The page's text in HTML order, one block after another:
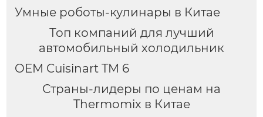
Умные роботы-кулинары в Китае
Топ компаний для лучший
автомобильный холодильник
OEM Cuisinart TM 6
Страны-лидеры по ценам на
Thermomix в Китае